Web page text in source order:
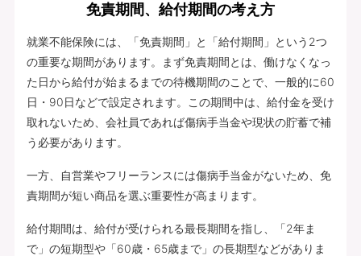
免責期間、給付期間の考え方
就業不能保険には、「免責期間」と「給付期間」という2つ
の重要な期間があります。まず免責期間とは、働けなくなっ
た日から給付が始まるまでの待機期間のことで、一般的に60
日・90日などで設定されます。この期間中は、給付金を受け
取れないため、会社員であれば傷病手当金や現状の貯蓄で補
う必要があります。
一方、自営業やフリーランスには傷病手当金がないため、免
責期間が短い商品を選ぶ重要性が高まります。
給付期間は、給付が受けられる最長期間を指し、「2年ま
で」の短期型や「60歳・65歳まで」の長期型などがありま